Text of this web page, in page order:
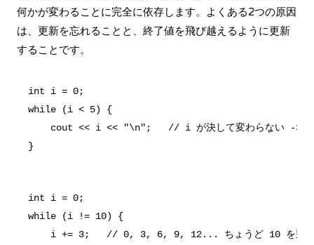
何かが変わることに完全に依存します。よくある2つの原因
は、更新を忘れることと、終了値を飛び越えるように更新
することです。
int i = 0;
while (i < 5) {
cout << i << "\n";   // i が決して変わらない ->
int i = 0;
while (i != 10) {
i += 3;   // 0, 3, 6, 9, 12... ちょうど 10 を飛